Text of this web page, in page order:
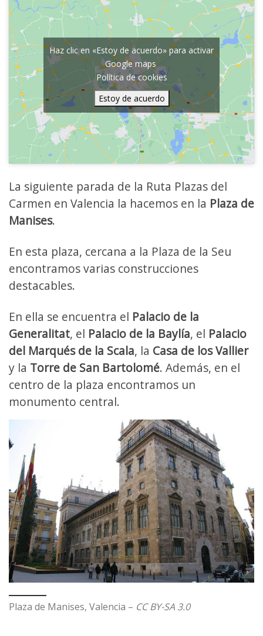
Haz clic en «Estoy de acuerdo» para activar
Google maps
Política de cookies
Estoy de acuerdo
La siguiente parada de la Ruta Plazas del
Carmen en Valencia la hacemos en la Plaza de
Manises.
En esta plaza, cercana a la Plaza de la Seu
encontramos varias construcciones
destacables.
En ella se encuentra el Palacio de la
Generalitat, el Palacio de la Baylía, el Palacio
del Marqués de la Scala, la Casa de los Vallier
y la Torre de San Bartolomé. Además, en el
centro de la plaza encontramos un
monumento central.
Plaza de Manises, Valencia – CC BY-SA 3.0